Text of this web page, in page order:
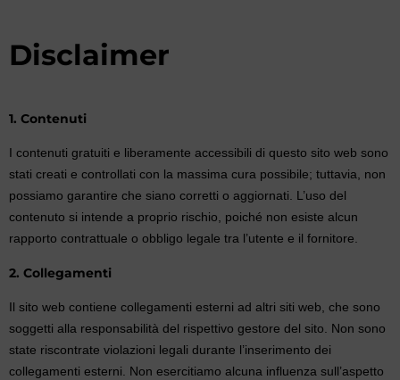
Disclaimer
1. Contenuti
I contenuti gratuiti e liberamente accessibili di questo sito web sono
stati creati e controllati con la massima cura possibile; tuttavia, non
possiamo garantire che siano corretti o aggiornati. L’uso del
contenuto si intende a proprio rischio, poiché non esiste alcun
rapporto contrattuale o obbligo legale tra l’utente e il fornitore.
2. Collegamenti
Il sito web contiene collegamenti esterni ad altri siti web, che sono
soggetti alla responsabilità del rispettivo gestore del sito. Non sono
state riscontrate violazioni legali durante l’inserimento dei
collegamenti esterni. Non esercitiamo alcuna influenza sull’aspetto